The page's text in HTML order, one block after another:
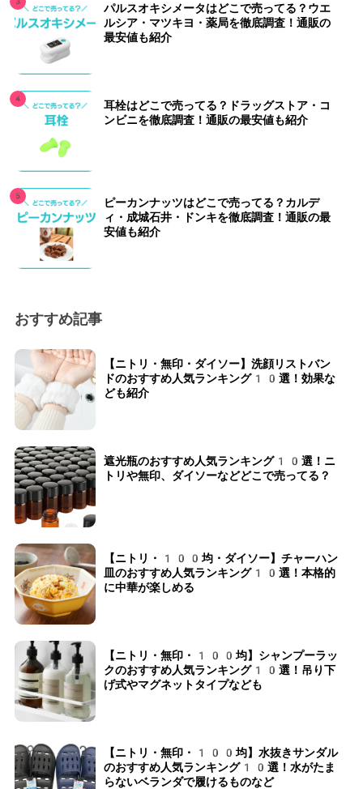
パルスオキシメータはどこで売ってる？ウエ
ルシア・マツキヨ・薬局を徹底調査！通販の
最安値も紹介
耳栓はどこで売ってる？ドラッグストア・コ
ンビニを徹底調査！通販の最安値も紹介
ピーカンナッツはどこで売ってる？カルデ
ィ・成城石井・ドンキを徹底調査！通販の最
安値も紹介
おすすめ記事
【ニトリ・無印・ダイソー】洗顔リストバン
ドのおすすめ人気ランキング10選！効果な
ども紹介
遮光瓶のおすすめ人気ランキング10選！ニ
トリや無印、ダイソーなどどこで売ってる？
【ニトリ・100均・ダイソー】チャーハン
皿のおすすめ人気ランキング10選！本格的
に中華が楽しめる
【ニトリ・無印・100均】シャンプーラッ
クのおすすめ人気ランキング10選！吊り下
げ式やマグネットタイプなども
【ニトリ・無印・100均】水抜きサンダル
のおすすめ人気ランキング10選！水がたま
らないベランダで履けるものなど